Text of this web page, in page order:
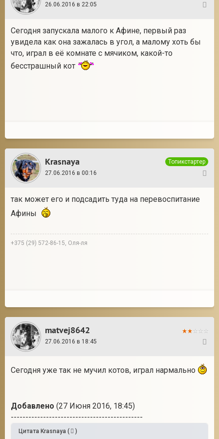
26.06.2016 в 22:05
Сегодня запускала малого к Афине, первый раз
увидела как она зажалась в угол, а малому хоть бы
что, играл в её комнате с мячиком, какой-то
бесстрашный кот
Krasnaya
Топикстартер
27.06.2016 в 00:16
так может его и подсадить туда на перевоспитание
Афины
+375 (29) 572-86-15, Оля-ля
matvej8642
27.06.2016 в 18:45
Сегодня уже так не мучил котов, играл нармально
Добавлено (27 Июня 2016, 18:45)
---------------------------------------------
Цитата Krasnaya ( )